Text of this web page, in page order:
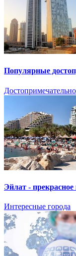
Популярные
Эйлат -
Интересные города